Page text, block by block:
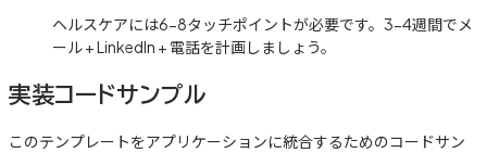
ヘルスケアには6-8タッチポイントが必要です。3-4週間でメ
ール + LinkedIn + 電話を計画しましょう。
実装コードサンプル
このテンプレートをアプリケーションに統合するためのコードサン